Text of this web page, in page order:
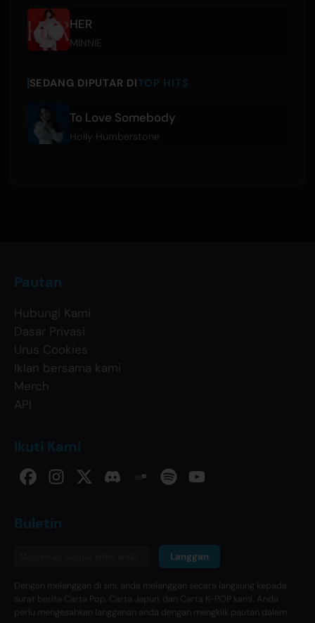
HER
MINNIE
SEDANG DIPUTAR DITOP HITS
To Love Somebody
Holly Humberstone
Pautan
Hubungi Kami
Dasar Privasi
Urus Cookies
Iklan bersama kami
Merch
API
Ikuti Kami
Buletin
Langgan
Dengan melanggan di sini, anda melanggan secara langsung kepada
surat berita Carta Pop, Carta Jepun, dan Carta K-POP kami. Anda
perlu mengesahkan langganan anda dengan mengklik pautan dalam